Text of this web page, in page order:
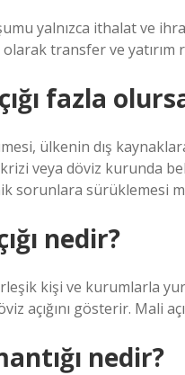
yalnızca ithalat ve
transfer ve yatırım
fazla
ülkenin dış
veya döviz kurunda
sorunlara sürüklemesi
nedir?
kişi ve kurumlarla
açığını gösterir. Mali
nedir?